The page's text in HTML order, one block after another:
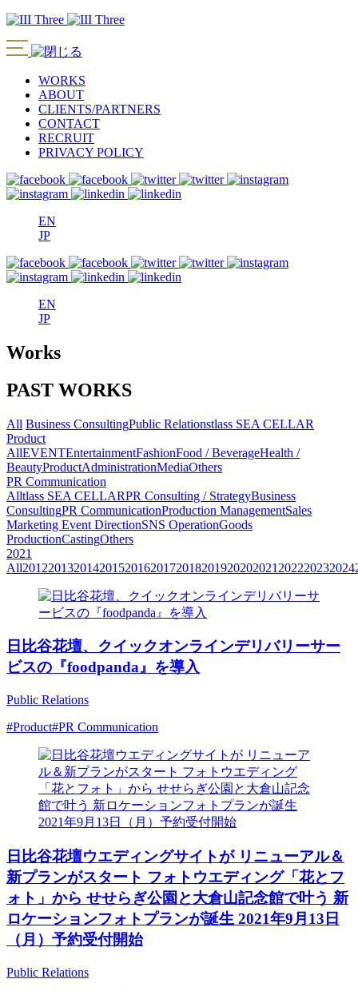
WORKS
ABOUT
CLIENTS/PARTNERS
CONTACT
RECRUIT
PRIVACY POLICY
EN
JP
EN
JP
Works
PAST WORKS
All Business ConsultingPublic Relationstlass SEA CELLAR
Product
AllEVENTEntertainmentFashionFood / BeverageHealth /
BeautyProductAdministrationMediaOthers
PR Communication
Alltlass SEA CELLARPR Consulting / StrategyBusiness
ConsultingPR CommunicationProduction ManagementSales
Marketing Event DirectionSNS OperationGoods
ProductionCastingOthers
2021
All2012201320142015201620172018201920202021 202220232024
日比谷花壇、クイックオンラインデリバリーサー
ビスの『foodpanda』を導入
Public Relations
#Product#PR Communication
日比谷花壇ウエディングサイトが リニューアル＆
新プランがスタート フォトウエディング「花とフ
ォト」から せせらぎ公園と大倉山記念館で叶う 新
ロケーションフォトプランが誕生 2021年9月13日
（月）予約受付開始
Public Relations